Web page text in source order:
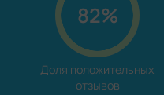
82%
Доля положительных
отзывов